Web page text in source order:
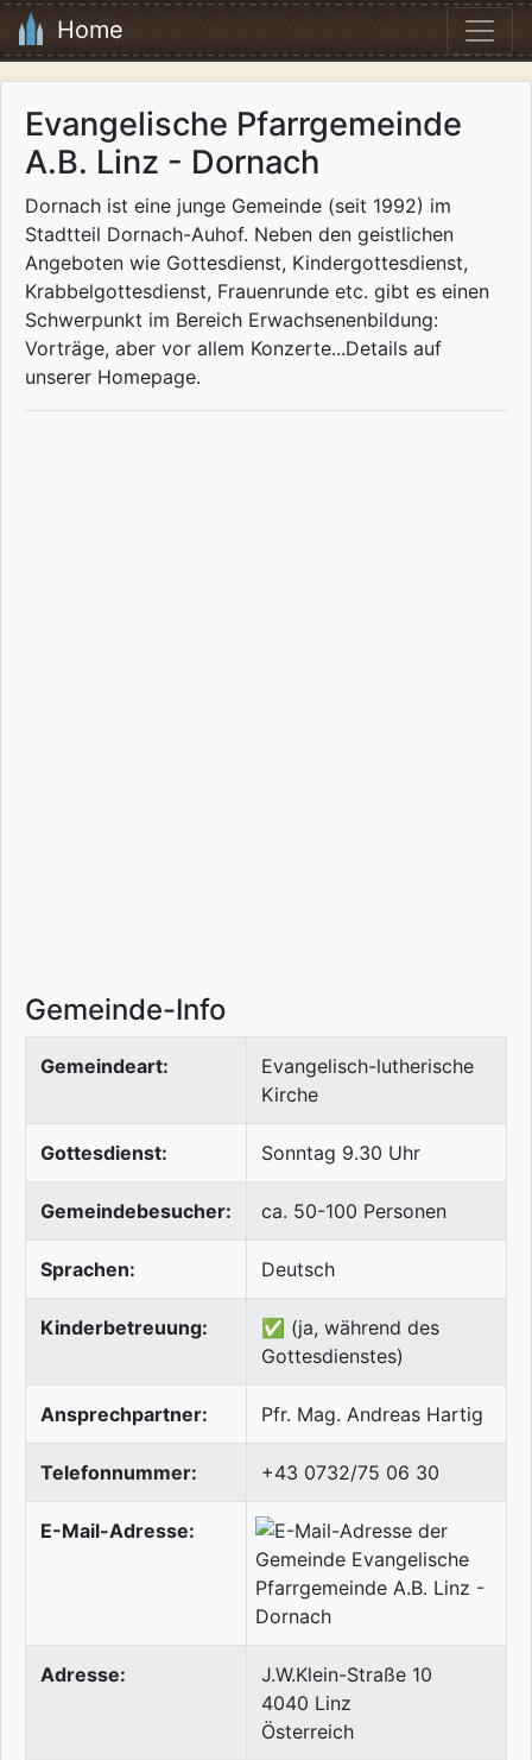
Home
Evangelische Pfarrgemeinde
A.B. Linz - Dornach
Dornach ist eine junge Gemeinde (seit 1992) im
Stadtteil Dornach-Auhof. Neben den geistlichen
Angeboten wie Gottesdienst, Kindergottesdienst,
Krabbelgottesdienst, Frauenrunde etc. gibt es einen
Schwerpunkt im Bereich Erwachsenenbildung:
Vorträge, aber vor allem Konzerte...Details auf
unserer Homepage.
Gemeinde-Info
Gemeindeart:
Evangelisch-lutherische
Kirche
Gottesdienst: Sonntag 9.30 Uhr
Gemeindebesucher: ca. 50-100 Personen
Sprachen: Deutsch
Kinderbetreuung:
✅ (ja, während des
Gottesdienstes)
Ansprechpartner: Pfr. Mag. Andreas Hartig
Telefonnummer: +43 0732/75 06 30
E-Mail-Adresse:
Adresse:
J.W.Klein-Straße 10
4040 Linz
Österreich